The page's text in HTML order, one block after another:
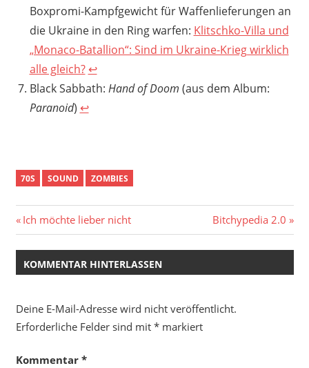
Boxpromi-Kampfgewicht für Waffenlieferungen an
die Ukraine in den Ring warfen: Klitschko-Villa und
„Monaco-Batallion“: Sind im Ukraine-Krieg wirklich
alle gleich? ↩︎
Black Sabbath: Hand of Doom (aus dem Album:
Paranoid) ↩︎
70S SOUND ZOMBIES
Beitragsnavigation
Vorheriger
Beitrag:
Ich möchte lieber nicht
Nächster
Beitrag:
Bitchypedia 2.0
KOMMENTAR HINTERLASSEN
Deine E-Mail-Adresse wird nicht veröffentlicht.
Erforderliche Felder sind mit *markiert
Kommentar *